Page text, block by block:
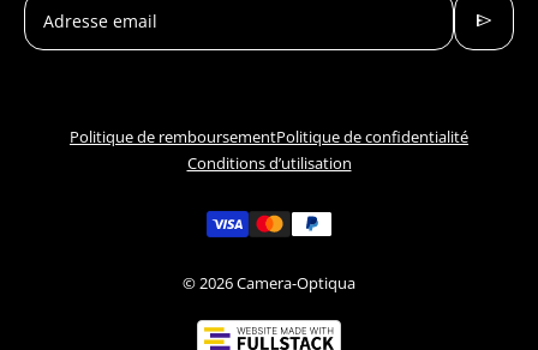
Adresse email send
Politique de remboursementPolitique de confidentialité
Conditions d’utilisation
© 2026Camera-Optiqua